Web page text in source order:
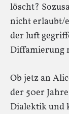
löscht?
nicht erlaubt/
der luft
Diffamierung
Ob jetz an
der 50er
Dialektik und